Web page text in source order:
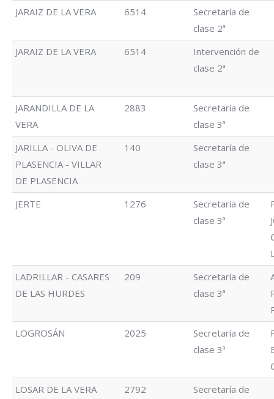
JARAIZ DE LA VERA
6514
Secretaría de
clase 2ª
JARAIZ DE LA VERA
6514
Intervención de
clase 2ª
JARANDILLA DE LA
VERA
2883
Secretaría de
clase 3ª
JARILLA - OLIVA DE
PLASENCIA - VILLAR
DE PLASENCIA
140
Secretaría de
clase 3ª
JERTE 1276
Secretaría de
clase 3ª
LADRILLAR - CASARES
DE LAS HURDES
209
Secretaría de
clase 3ª
LOGROSÁN
2025
Secretaría de
clase 3ª
LOSAR DE LA VERA
2792
Secretaría de